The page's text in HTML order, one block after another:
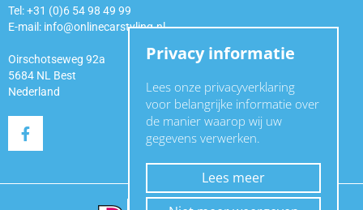
Tel: +31 (0)6 54 98 49 99
E-mail: info@onlinecarstyling.nl
Oirschotseweg 92a
5684 NL Best
Nederland
Privacy informatie
Lees onze privacyverklaring
voor belangrijke informatie over
de manier waarop wij uw
gegevens verwerken.
Lees meer